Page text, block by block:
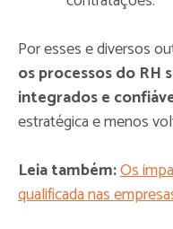
Por esses e diversos
os processos do RH
integrados e
estratégica e menos
Leia também:Os
qualificada nas